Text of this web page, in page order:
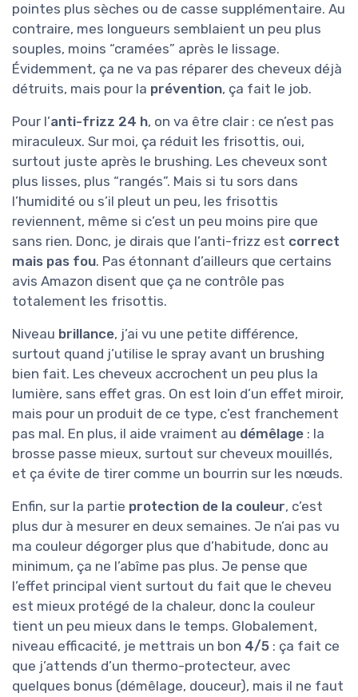
pointes plus sèches ou de casse supplémentaire. Au
contraire, mes longueurs semblaient un peu plus
souples, moins “cramées” après le lissage.
Évidemment, ça ne va pas réparer des cheveux déjà
détruits, mais pour la prévention, ça fait le job.
Pour l’anti-frizz 24 h, on va être clair : ce n’est pas
miraculeux. Sur moi, ça réduit les frisottis, oui,
surtout juste après le brushing. Les cheveux sont
plus lisses, plus “rangés”. Mais si tu sors dans
l’humidité ou s’il pleut un peu, les frisottis
reviennent, même si c’est un peu moins pire que
sans rien. Donc, je dirais que l’anti-frizz est correct
mais pas fou. Pas étonnant d’ailleurs que certains
avis Amazon disent que ça ne contrôle pas
totalement les frisottis.
Niveau brillance, j’ai vu une petite différence,
surtout quand j’utilise le spray avant un brushing
bien fait. Les cheveux accrochent un peu plus la
lumière, sans effet gras. On est loin d’un effet miroir,
mais pour un produit de ce type, c’est franchement
pas mal. En plus, il aide vraiment au démêlage : la
brosse passe mieux, surtout sur cheveux mouillés,
et ça évite de tirer comme un bourrin sur les nœuds.
Enfin, sur la partie protection de la couleur, c’est
plus dur à mesurer en deux semaines. Je n’ai pas vu
ma couleur dégorger plus que d’habitude, donc au
minimum, ça ne l’abîme pas plus. Je pense que
l’effet principal vient surtout du fait que le cheveu
est mieux protégé de la chaleur, donc la couleur
tient un peu mieux dans le temps. Globalement,
niveau efficacité, je mettrais un bon 4/5 : ça fait ce
que j’attends d’un thermo-protecteur, avec
quelques bonus (démêlage, douceur), mais il ne faut